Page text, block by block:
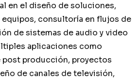
en el diseño de soluciones,
consultoría en flujos de
de sistemas de audio y video
aplicaciones como
post producción, proyectos
de canales de televisión,